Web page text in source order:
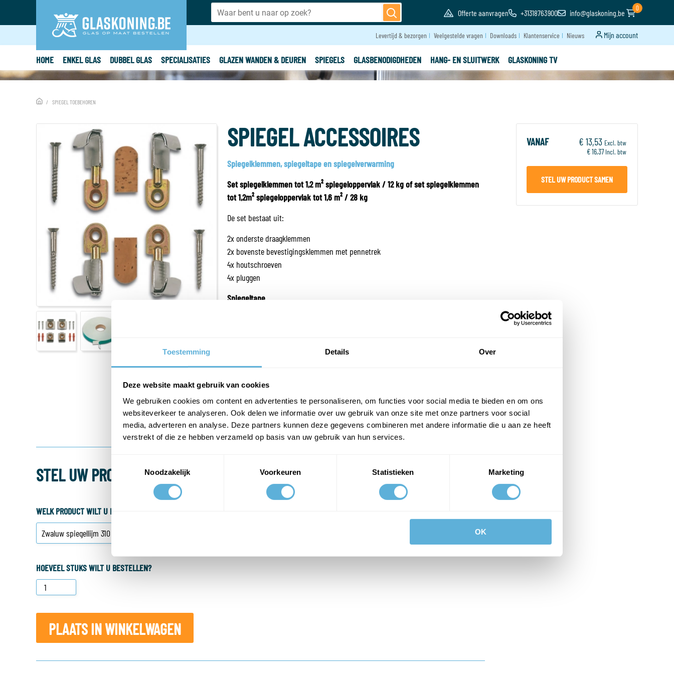
Toestemming Details Over
Deze website maakt gebruik van cookies
We gebruiken cookies om content en advertenties te personaliseren, om functies voor social media te bieden en om ons
websiteverkeer te analyseren. Ook delen we informatie over uw gebruik van onze site met onze partners voor social
media, adverteren en analyse. Deze partners kunnen deze gegevens combineren met andere informatie die u aan ze heeft
verstrekt of die ze hebben verzameld op basis van uw gebruik van hun services.
Noodzakelijk
Voorkeuren Statistieken Marketing
OK
Offerte aanvragen +31318763900 info@glaskoning.be 0
Levertijd & bezorgen Veelgestelde vragen Downloads Klantenservice Nieuws Mijn account
HOME ENKEL GLAS DUBBEL GLAS SPECIALISATIES GLAZEN WANDEN & DEUREN SPIEGELS GLASBENODIGDHEDEN HANG- EN SLUITWERK GLASKONING TV
SPIEGEL TOEBEHOREN
SPIEGEL ACCESSOIRES
Spiegelklemmen, spiegeltape en spiegelverwarming
Set spiegelklemmen tot 1,2 m² spiegeloppervlak / 12 kg of set spiegelklemmen
tot 1,2m² spiegeloppervlak tot 1,6 m² / 28 kg
De set bestaat uit:
2x onderste draagklemmen
2x bovenste bevestigingsklemmen met pennetrek
4x houtschroeven
4x pluggen
Spiegeltape
Voorkomt beslagen badkamerspiegels - Eenvoudige montage – is zelfklevend en
wordt op de achterzijde van de spiegel aangebracht en met de badkamerverlichting
verkabeld. (zie montagehandleiding) Electrische leider verwarmt de spiegel tot ca
30° Kabellengte ca. 1 mtr. Onderhoudsvrij en 100% betrouwbaar, geen dure kabels
noodzakelijk en oververhitting uitgesloten. Voorzien van KEMA-keur.
STEL UW PRODUCT SAMEN
WELK PRODUCT WILT U BESTELLEN?
HOEVEEL STUKS WILT U BESTELLEN?
PLAATS IN WINKELWAGEN
VANAF € 13,53 Excl. btw
€ 16,37Incl. btw
STEL UW PRODUCT SAMEN